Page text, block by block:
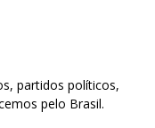
partidos políticos,
pelo Brasil.